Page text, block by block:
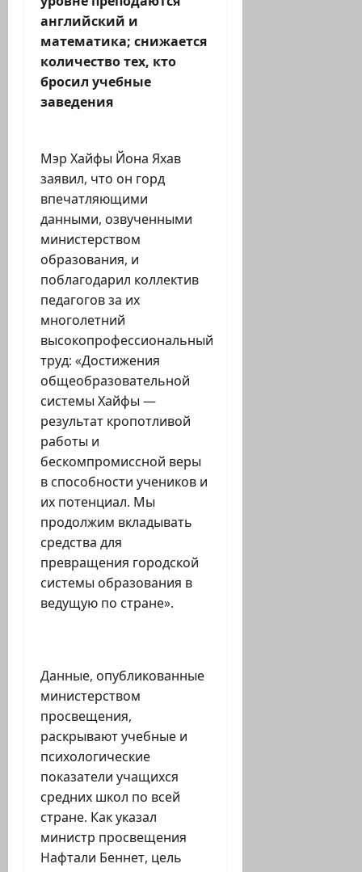
английский и
математика; снижается
количество тех, кто
бросил учебные
заведения
Мэр Хайфы Йона Яхав
заявил, что он горд
впечатляющими
данными, озвученными
министерством
образования, и
поблагодарил коллектив
педагогов за их
многолетний
высокопрофессиональный
труд: «Достижения
общеобразовательной
системы Хайфы —
результат кропотливой
работы и
бескомпромиссной веры
в способности учеников и
их потенциал. Мы
продолжим вкладывать
средства для
превращения городской
системы образования в
ведущую по стране».
Данные, опубликованные
министерством
просвещения,
раскрывают учебные и
психологические
показатели учащихся
средних школ по всей
стране. Как указал
министр просвещения
Нафтали Беннет, цель